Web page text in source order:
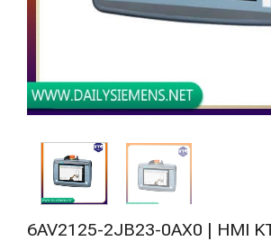
6AV2125-2JB23-0AX0 | HMI